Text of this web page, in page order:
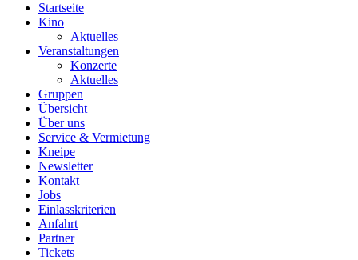
Startseite
Kino
Aktuelles
Veranstaltungen
Konzerte
Aktuelles
Gruppen
Übersicht
Über uns
Service & Vermietung
Kneipe
Newsletter
Kontakt
Jobs
Einlasskriterien
Anfahrt
Partner
Tickets